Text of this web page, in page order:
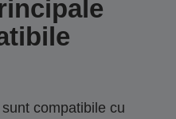
compatibile cu